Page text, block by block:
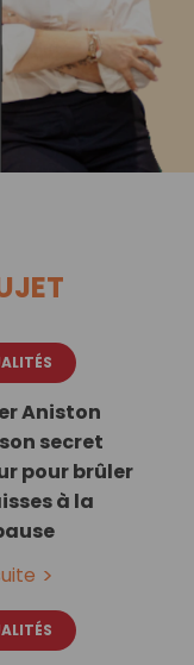
Aniston
secret
pour brûler
à la